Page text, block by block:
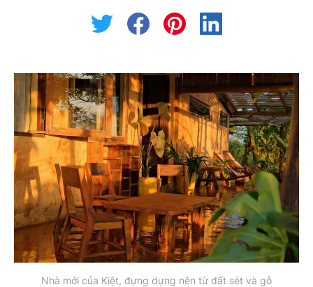
Nhà mới của Kiệt, đựng dựng nên từ đất sét và gỗ